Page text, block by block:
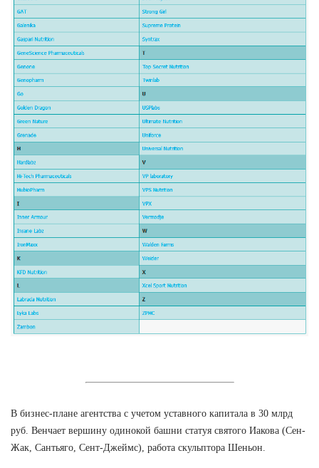
В бизнес-плане агентства с учетом уставного капитала в 30 млрд
руб. Венчает вершину одинокой башни статуя святого Иакова (Сен-
Жак, Сантьяго, Сент-Джеймс), работа скульптора Шеньон.